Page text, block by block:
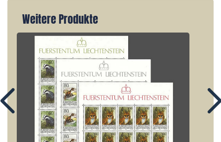
Weitere Produkte